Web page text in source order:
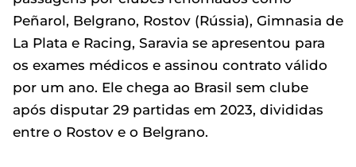
Peñarol, Belgrano, Rostov (Rússia), Gimnasia de
La Plata e Racing, Saravia se apresentou para
os exames médicos e assinou contrato válido
por um ano. Ele chega ao Brasil sem clube
após disputar 29 partidas em 2023, divididas
entre o Rostov e o Belgrano.